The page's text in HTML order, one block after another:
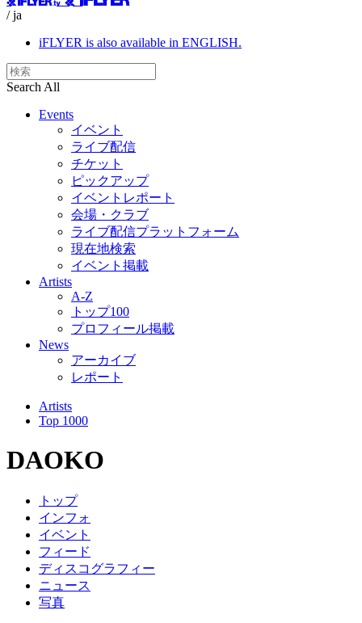
/ ja
iFLYER is also available in ENGLISH.
Search All
Events
イベント
ライブ配信
チケット
ピックアップ
イベントレポート
会場・クラブ
ライブ配信プラットフォーム
現在地検索
イベント掲載
Artists
A-Z
トップ100
プロフィール掲載
News
アーカイブ
レポート
Artists
Top 1000
DAOKO
トップ
インフォ
イベント
フィード
ディスコグラフィー
ニュース
写真